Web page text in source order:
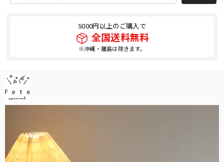
5000円以上のご購入で
全国送料無料
※沖縄・離島は除きます。